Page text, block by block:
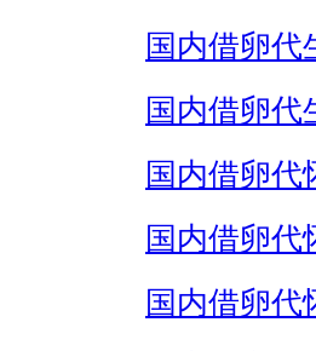
国内借卵代
国内借卵代
国内借卵代
国内借卵代
国内借卵代